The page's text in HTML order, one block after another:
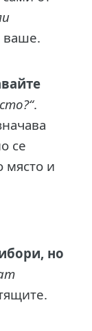
ваше.
.
се
място и
но